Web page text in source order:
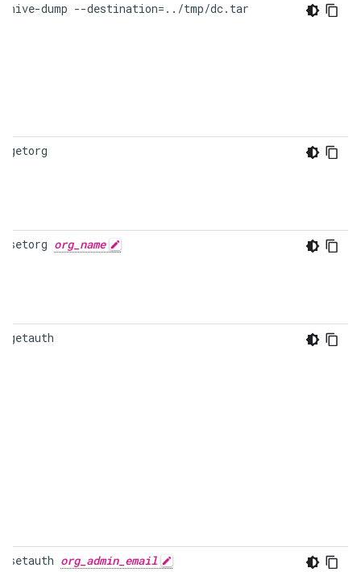
dump --destination=../tmp/dc.tar
getorg
setorg org_name
getauth
setauth org_admin_email